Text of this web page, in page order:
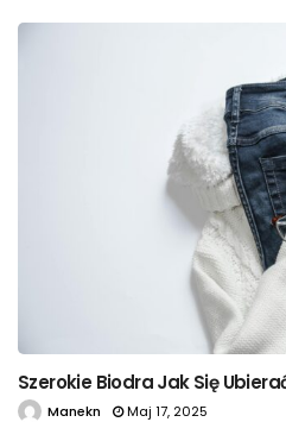
Szerokie Biodra Jak Się
Manekn Maj 17, 2025